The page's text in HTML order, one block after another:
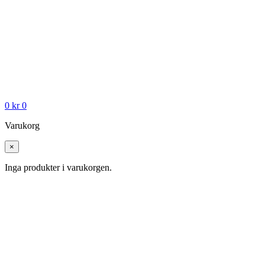
0 kr 0
Varukorg
×
Inga produkter i varukorgen.